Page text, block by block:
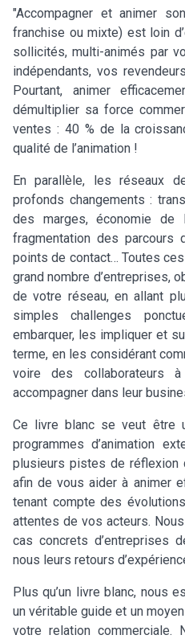
"Accompagner et animer
franchise ou mixte) est loin
sollicités, multi-animés par
indépendants, vos
Pourtant, animer
démultiplier sa force
ventes : 40 % de la
qualité de l’animation !
En parallèle, les réseaux
profonds changements :
des marges, économie de
fragmentation des parcours
points de contact… Toutes
grand nombre d’entreprises,
de votre réseau, en allant
simples challenges
embarquer, les impliquer et
terme, en les considérant
voire des collaborateurs
accompagner dans leur
Ce livre blanc se veut être
programmes d’animation
plusieurs pistes de réflexion
afin de vous aider à animer
tenant compte des
attentes de vos acteurs.
cas concrets d’entreprises
nous leurs retours
Plus qu’un livre blanc, nous
un véritable guide et un
votre relation commerciale.